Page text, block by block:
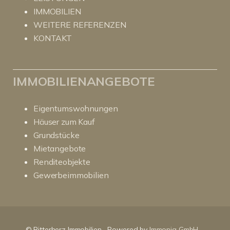
IMMOBILIEN
WEITERE REFERENZEN
KONTAKT
IMMOBILIENANGEBOTE
Eigentumswohnungen
Häuser zum Kauf
Grundstücke
Mietangebote
Renditeobjekte
Gewerbeimmobilien